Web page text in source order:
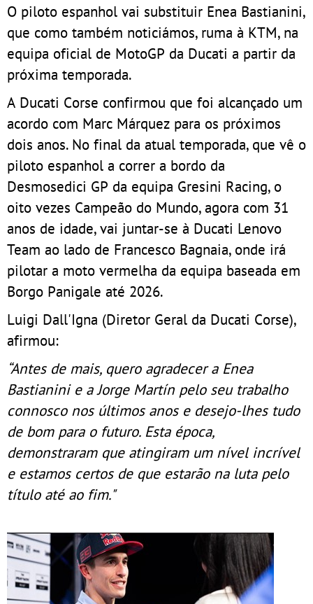
O piloto espanhol vai substituir Enea Bastianini,
que como também noticiámos, ruma à KTM, na
equipa oficial de MotoGP da Ducati a partir da
próxima temporada.
A Ducati Corse confirmou que foi alcançado um
acordo com Marc Márquez para os próximos
dois anos. No final da atual temporada, que vê o
piloto espanhol a correr a bordo da
Desmosedici GP da equipa Gresini Racing, o
oito vezes Campeão do Mundo, agora com 31
anos de idade, vai juntar-se à Ducati Lenovo
Team ao lado de Francesco Bagnaia, onde irá
pilotar a moto vermelha da equipa baseada em
Borgo Panigale até 2026.
Luigi Dall'Igna (Diretor Geral da Ducati Corse),
afirmou:
“Antes de mais, quero agradecer a Enea
Bastianini e a Jorge Martín pelo seu trabalho
connosco nos últimos anos e desejo-lhes tudo
de bom para o futuro. Esta época,
demonstraram que atingiram um nível incrível
e estamos certos de que estarão na luta pelo
título até ao fim."